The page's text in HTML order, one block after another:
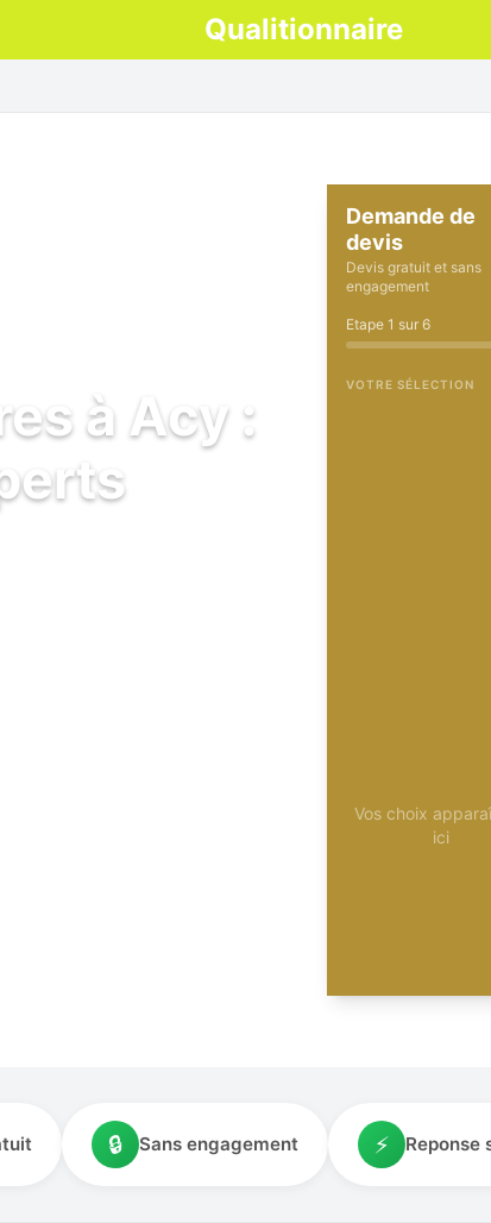
Qualitionnaire
à Acy :
Demande de
devis
Devis gratuit et sans
engagement
Etape 1 sur 6
VOTRE SÉLECTION
Vos choix
ici
🔒 Sans engagement ⚡ Reponse